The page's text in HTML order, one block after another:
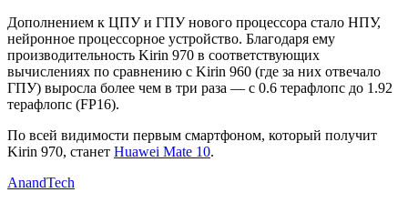
Дополнением к ЦПУ и ГПУ нового процессора стало НПУ,
нейронное процессорное устройство. Благодаря ему
производительность Kirin 970 в соответствующих
вычислениях по сравнению с Kirin 960 (где за них отвечало
ГПУ) выросла более чем в три раза — с 0.6 терафлопс до 1.92
терафлопс (FP16).
По всей видимости первым смартфоном, который получит
Kirin 970, станет Huawei Mate 10.
AnandTech